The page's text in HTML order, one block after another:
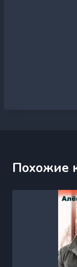
Похожие